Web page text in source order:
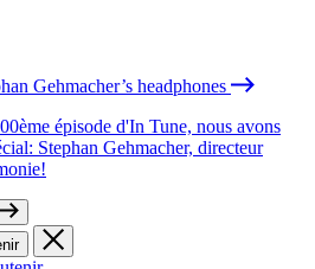
Gehmacher’s headphones
épisode d'In Tune, nous avons
Stephan Gehmacher, directeur